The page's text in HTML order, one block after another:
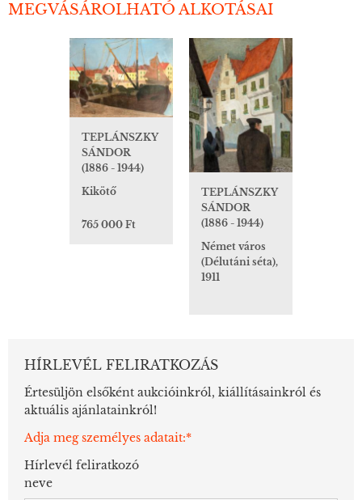
MEGVÁSÁROLHATÓ ALKOTÁSAI
TEPLÁNSZKY
SÁNDOR
(1886 - 1944)
Kikötő
765 000 Ft
TEPLÁNSZKY
SÁNDOR
(1886 - 1944)
Német város
(Délutáni séta),
1911
HÍRLEVÉL FELIRATKOZÁS
Értesüljön elsőként aukcióinkról, kiállításainkról és
aktuális ajánlatainkról!
Adja meg személyes adatait:*
Hírlevél feliratkozó
neve